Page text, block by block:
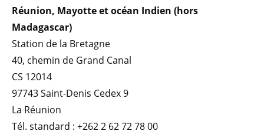
Réunion, Mayotte et océan Indien (hors
Madagascar)
Station de la Bretagne
40, chemin de Grand Canal
CS 12014
97743 Saint-Denis Cedex 9
La Réunion
Tél. standard : +262 2 62 72 78 00